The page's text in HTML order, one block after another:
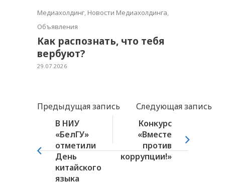
Медиахолдинг, Новости Медиахолдинга,
Объявления
Как распознать, что тебя
вербуют?
29.07.2026
Предыдущая запись
Следующая запись
В НИУ
«БелГУ»
отметили
День
китайского
языка
Конкурс
«Вместе
против
коррупции!»